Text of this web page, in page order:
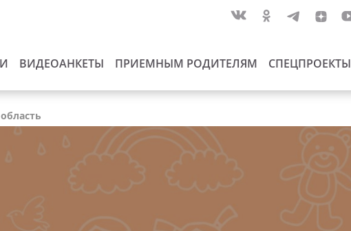
ВИДЕОАНКЕТЫ ПРИЕМНЫМ РОДИТЕЛЯМ СПЕЦПРОЕКТЫ